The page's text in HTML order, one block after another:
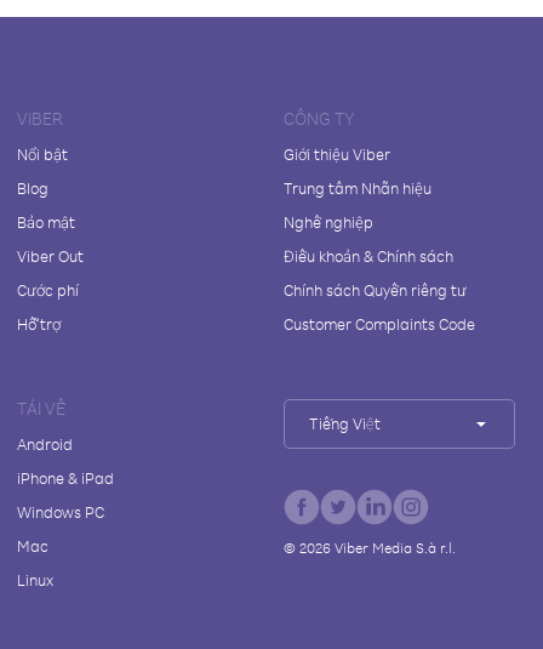
VIBER
Nổi bật
Blog
Bảo mật
Viber Out
Cước phí
Hỗ trợ
CÔNG TY
Giới thiệu Viber
Trung tâm Nhãn hiệu
Nghề nghiệp
Điều khoản & Chính sách
Chính sách Quyền riêng tư
Customer Complaints Code
TẢI VỀ
Android
iPhone & iPad
Windows PC
Mac
Linux
Tiếng Việt
© 2026Viber Media S.à r.l.